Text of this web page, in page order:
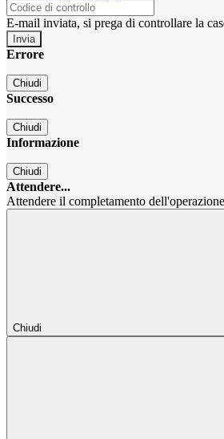
E-mail inviata, si prega di controllare la
Errore
Chiudi
Successo
Chiudi
Informazione
Chiudi
Attendere...
Attendere il completamento
Chiudi